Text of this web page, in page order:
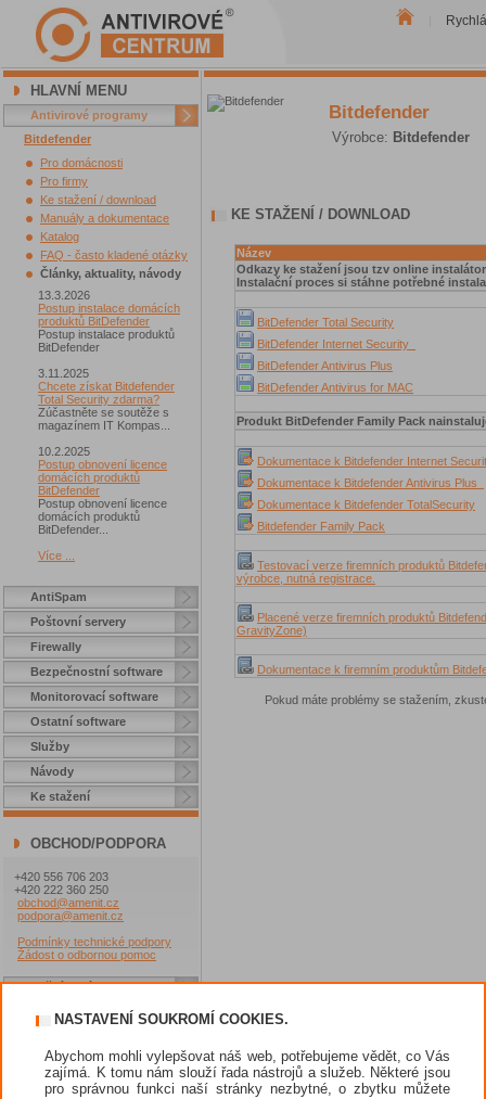
HLAVNÍ MENU
Antivirové programy
Bitdefender
Pro domácnosti
Pro firmy
Ke stažení / download
Manuály a dokumentace
Katalog
FAQ - často kladené otázky
Články, aktuality, návody
13.3.2026
Postup instalace domácích
produktů BitDefender
Postup instalace produktů
BitDefender
3.11.2025
Chcete získat Bitdefender
Total Security zdarma?
Zúčastněte se soutěže s
magazínem IT Kompas...
10.2.2025
Postup obnovení licence
domácích produktů
BitDefender
Postup obnovení licence
domácích produktů
BitDefender...
Více ...
AntiSpam
Poštovní servery
Firewally
Bezpečnostní software
Monitorovací software
Ostatní software
Služby
Návody
Ke stažení
OBCHOD/PODPORA
+420 556 706 203
+420 222 360 250
obchod@amenit.cz
podpora@amenit.cz
Podmínky technické podpory
Žádost o odbornou pomoc
Akční nabídky
Jak nakupovat?
Způsoby platby
Obchodní podmínky
Bitdefender
Výrobce: Bitdefender
KE STAŽENÍ / DOWNLOAD
Název
Odkazy ke stažení jsou tzv online
Instalační proces si stáhne potřebné
BitDefender Total Security
BitDefender Internet Security
BitDefender Antivirus Plus
BitDefender Antivirus for MAC
Produkt BitDefender Family Pack
Dokumentace k Bitdefender Internet
Dokumentace k Bitdefender Antivirus Plus
Dokumentace k Bitdefender TotalSecurity
Bitdefender Family Pack
Testovací verze firemních produktů
výrobce, nutná registrace.
Placené verze firemních produktů
GravityZone)
Dokumentace k firemním produktům
Pokud máte problémy se stažením,
NASTAVENÍ SOUKROMÍ COOKIES.
Abychom mohli vylepšovat náš web, potřebujeme vědět, co Vás
zajímá. K tomu nám slouží řada nástrojů a služeb. Některé jsou
pro správnou funkci naší stránky nezbytné, o zbytku můžete